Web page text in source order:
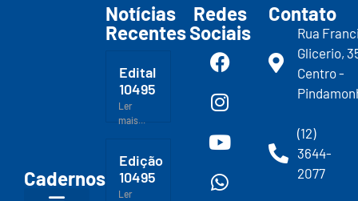
Cadernos
Notícias
Recentes
Edital
10495
Ler
mais...
Edição
10495
Ler
Redes
Sociais
Contato
Rua
Glicerio,
Centro -
(12)
3644-
2077